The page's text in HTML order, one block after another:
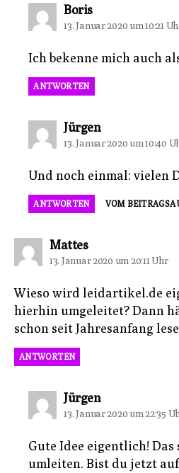
Borissagt:
13. Januar 2020 um 10:21
Ich bekenne mich auch
ANTWORTEN
Jürgensagt:
13. Januar 2020 um 10:40
Und noch einmal: vielen
ANTWORTEN VOM
Mattessagt:
13. Januar 2020 um 20:11 Uhr
Wieso wird leidartikel.de
hierhin umgeleitet? Dann
schon seit Jahresanfang
ANTWORTEN
Jürgensagt:
13. Januar 2020 um 22:35
Gute Idee eigentlich!
umleiten. Bist du jetzt